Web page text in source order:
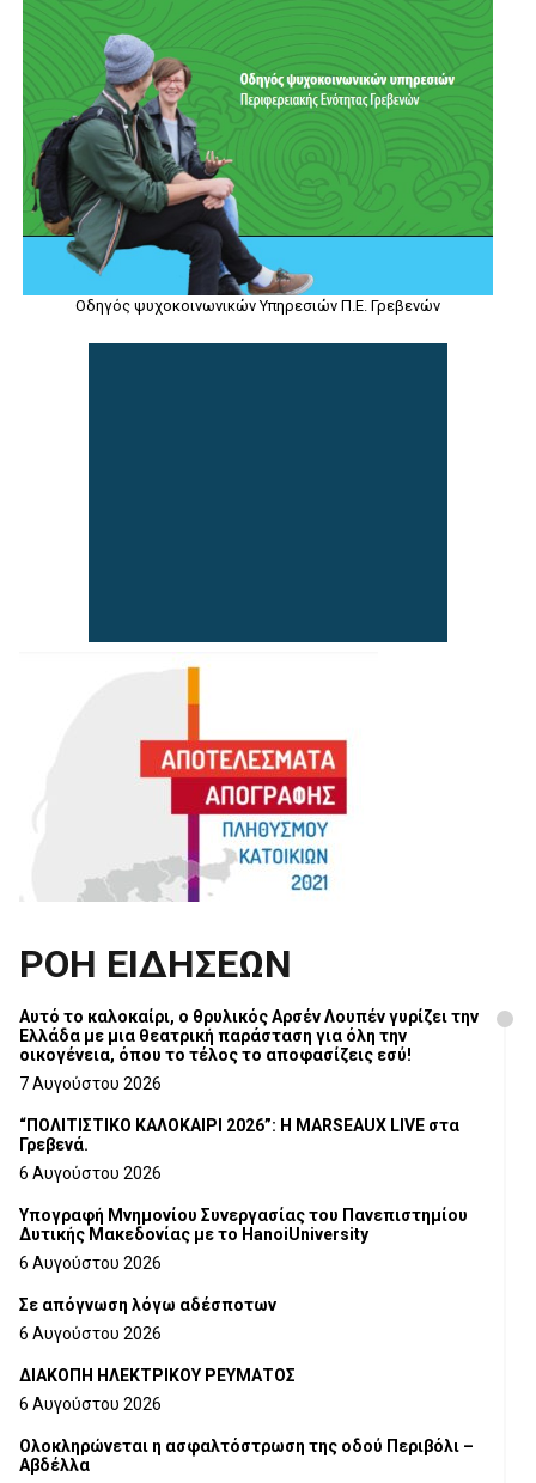
Οδηγός ψυχοκοινωνικών Υπηρεσιών Π.Ε. Γρεβενών
ΡΟΗ ΕΙΔΗΣΕΩΝ
Αυτό το καλοκαίρι, ο θρυλικός Αρσέν Λουπέν γυρίζει την
Ελλάδα με μια θεατρική παράσταση για όλη την
οικογένεια, όπου το τέλος το αποφασίζεις εσύ!
7 Αυγούστου 2026
“ΠΟΛΙΤΙΣΤΙΚΟ ΚΑΛΟΚΑΙΡΙ 2026”: Η MARSEAUX LIVE στα
Γρεβενά.
6 Αυγούστου 2026
Υπογραφή Μνημονίου Συνεργασίας του Πανεπιστημίου
Δυτικής Μακεδονίας με το HanoiUniversity
6 Αυγούστου 2026
Σε απόγνωση λόγω αδέσποτων
6 Αυγούστου 2026
ΔΙΑΚΟΠΗ ΗΛΕΚΤΡΙΚΟΥ ΡΕΥΜΑΤΟΣ
6 Αυγούστου 2026
Ολοκληρώνεται η ασφαλτόστρωση της οδού Περιβόλι –
Αβδέλλα